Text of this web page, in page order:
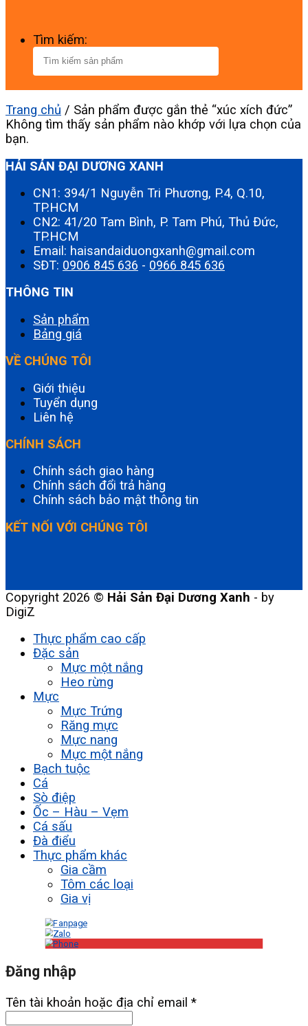
Tìm kiếm:
Trang chủ / Sản phẩm được gắn thẻ “xúc xích đức”
Không tìm thấy sản phẩm nào khớp với lựa chọn của
bạn.
HẢI SẢN ĐẠI DƯƠNG XANH
CN1: 394/1 Nguyễn Tri Phương, P.4, Q.10,
TP.HCM
CN2: 41/20 Tam Bình, P. Tam Phú, Thủ Đức,
TP.HCM
Email: haisandaiduongxanh@gmail.com
SĐT: 0906 845 636 - 0966 845 636
THÔNG TIN
Sản phẩm
Bảng giá
VỀ CHÚNG TÔI
Giới thiệu
Tuyển dụng
Liên hệ
CHÍNH SÁCH
Chính sách giao hàng
Chính sách đổi trả hàng
Chính sách bảo mật thông tin
KẾT NỐI VỚI CHÚNG TÔI
Copyright 2026 © Hải Sản Đại Dương Xanh - by
DigiZ
Thực phẩm cao cấp
Đặc sản
Mực một nắng
Heo rừng
Mực
Mực Trứng
Răng mực
Mực nang
Mực một nắng
Bạch tuộc
Cá
Sò điệp
Ốc – Hàu – Vẹm
Cá sấu
Đà điểu
Thực phẩm khác
Gia cầm
Tôm các loại
Gia vị
Đăng nhập
Tên tài khoản hoặc địa chỉ email *